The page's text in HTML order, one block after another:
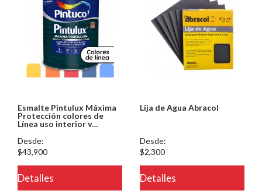
Esmalte Pintulux Máxima
Protección colores de
Línea uso interior y
Desde:
$43,900
Detalles
Lija de Agua Abracol
Desde:
$2,300
Detalles